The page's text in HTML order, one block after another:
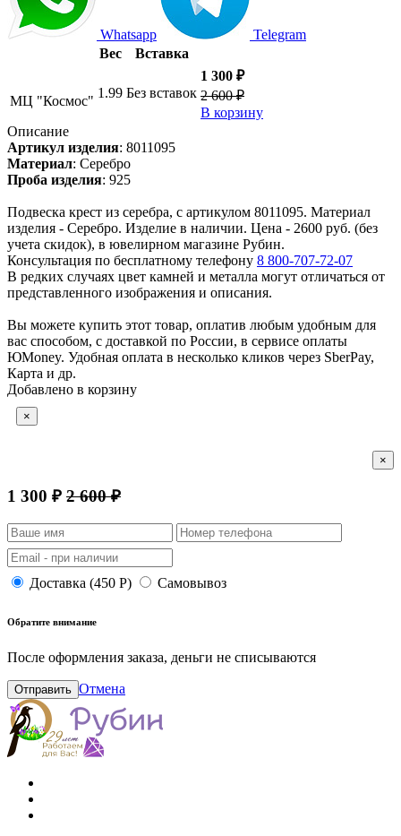
Whatsapp
Telegram
Вес
Вставка
МЦ "Космос"
1.99 Без вставок
1 300 ₽
2 600 ₽
В корзину
Описание
Артикул изделия: 8011095
Материал: Серебро
Проба изделия: 925
Подвеска крест из серебра, с артикулом 8011095. Материал
изделия - Серебро. Изделие в наличии. Цена - 2600 руб. (без
учета скидок), в ювелирном магазине Рубин.
Консультация по бесплатному телефону 8 800-707-72-07
В редких случаях цвет камней и металла могут отличаться от
представленного изображения и описания.
Вы можете купить этот товар, оплатив любым удобным для
вас способом, с доставкой по России, в сервисе оплаты
ЮMoney. Удобная оплата в несколько кликов через SberPay,
Карта и др.
Добавлено в корзину
×
×
1 300 ₽ 2 600 ₽
Доставка (450 Р) Самовывоз
Обратите внимание
После оформления заказа, деньги не списываются
Отправить Отмена